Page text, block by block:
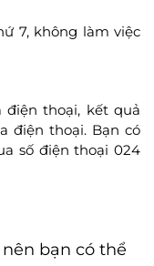
7, không làm việc
thoại, kết quả
điện thoại. Bạn có
số điện thoại 024
bạn có thể